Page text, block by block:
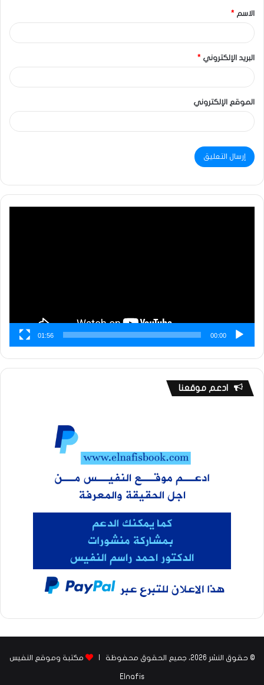
الاسم *
البريد الإلكتروني *
الموقع الإلكتروني
00:00
01:56
ادعم موقعنا
© حقوق النشر 2026، جميع الحقوق محفوظة | مكتبة وموقع النفيس
Elnafis